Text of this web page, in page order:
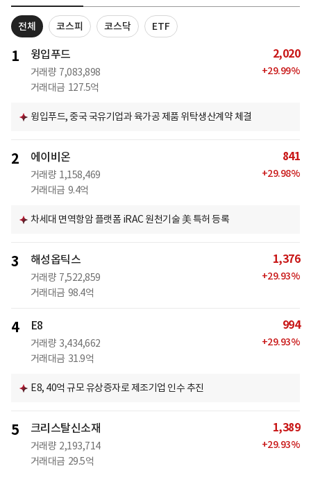
전체 코스피 코스닥 ETF
1 윙입푸드
거래량 7,083,898
거래대금 127.5억
2,020
+29.99%
윙입푸드, 중국 국유기업과 육가공 제품 위탁생산계약 체결
2 에이비온
거래량 1,158,469
거래대금 9.4억
841
+29.98%
차세대 면역항암 플랫폼 iRAC 원천기술 美 특허 등록
3 해성옵틱스
거래량 7,522,859
거래대금 98.4억
1,376
+29.93%
4 E8
거래량 3,434,662
거래대금 31.9억
994
+29.93%
E8, 40억 규모 유상증자로 제조기업 인수 추진
5 크리스탈신소재
거래량 2,193,714
거래대금 29.5억
1,389
+29.93%